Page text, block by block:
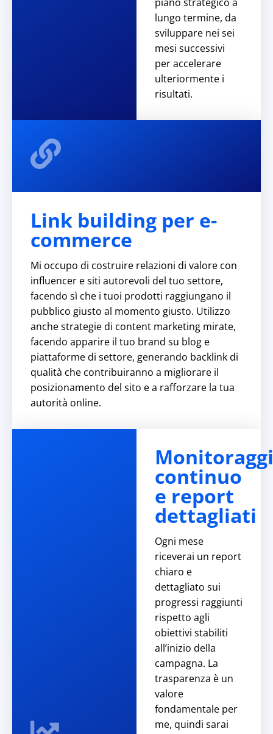
lungo termine, da
sviluppare nei sei
mesi successivi
per accelerare
ulteriormente i
risultati.
Link building per e-
commerce
Mi occupo di costruire relazioni di valore con
influencer e siti autorevoli del tuo settore,
facendo sì che i tuoi prodotti raggiungano il
pubblico giusto al momento giusto. Utilizzo
anche strategie di content marketing mirate,
facendo apparire il tuo brand su blog e
piattaforme di settore, generando backlink di
qualità che contribuiranno a migliorare il
posizionamento del sito e a rafforzare la tua
autorità online.
continuo
e report
dettagliati
Ogni mese
riceverai un report
chiaro e
dettagliato sui
progressi raggiunti
rispetto agli
obiettivi stabiliti
all’inizio della
campagna. La
trasparenza è un
valore
fondamentale per
me, quindi sarai